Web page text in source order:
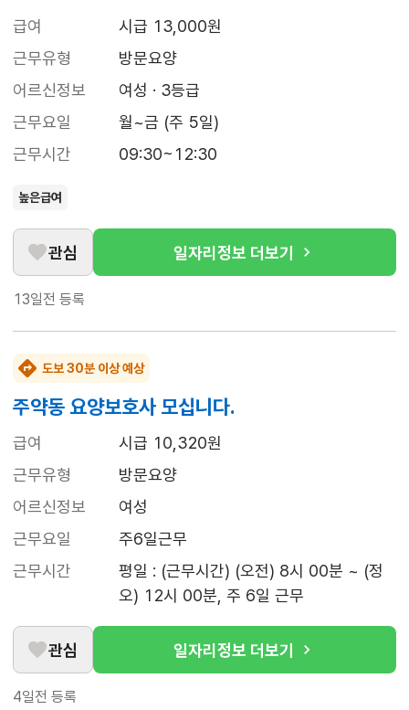
급여
시급 13,000원
근무유형
방문요양
어르신정보
여성 · 3등급
근무요일
월~금 (주 5일)
근무시간
09:30~12:30
높은급여
관심 일자리정보 더보기
13일전 등록
도보 30분 이상 예상
주약동 요양보호사 모십니다.
급여
시급 10,320원
근무유형
방문요양
어르신정보
여성
근무요일
주6일근무
근무시간
평일 : (근무시간) (오전) 8시 00분 ~ (정
오) 12시 00분, 주 6일 근무
관심 일자리정보 더보기
4일전 등록